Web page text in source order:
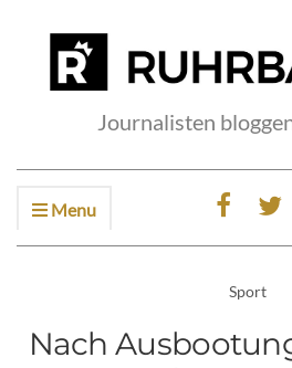
Journalisten
Menu
Sport
Nach